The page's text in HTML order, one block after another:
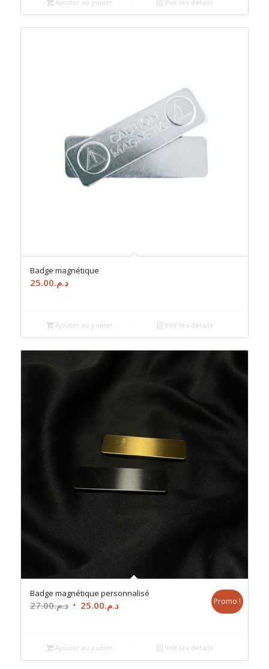
Ajouter au panier Voir les détails
Badge magnétique
د.م.25.00
Ajouter au panier Voir les détails
Badge magnétique personnalisé
د.م.27.00
Le
était :
د.م.27.00.
د.م.25.00
Le
د.م.25.00.
Promo !
Ajouter au panier Voir les détails